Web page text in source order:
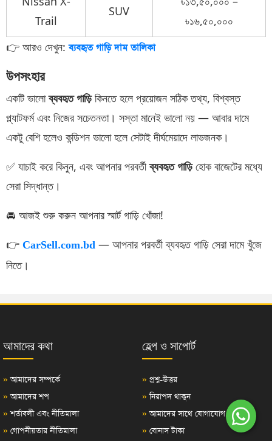
Trail
SUV
৳১৬,৫০,০০০
👉 আরও দেখুন:ব্যবহৃত গাড়ি দাম তালিকা
উপসংহার
একটি ভালোব্যবহৃত গাড়িকিনতে হলে প্রয়োজন সঠিক তথ্য, বিশ্বস্ত
প্ল্যাটফর্ম এবং নিজের সচেতনতা। সস্তা মানেই ভালো নয় — আবার দামে
একটু বেশি হলেও কন্ডিশন ভালো হলে সেটাই দীর্ঘমেয়াদে লাভজনক।
✅ যাচাই করে কিনুন, এবং আপনার পরবর্তীব্যবহৃত গাড়িহোক বাজেটের মধ্যে
সেরা সিদ্ধান্ত।
🚘 আজই শুরু করুন আপনার স্মার্ট গাড়ি খোঁজা!
👉 CarSell.com.bd — আপনার পরবর্তী ব্যবহৃত গাড়ি সেরা দামে খুঁজে
নিতে।
আমাদের কথা
» আমাদের সম্পর্কে
» আমাদের শপ
» শর্তাবলী এবং নীতিমালা
» গোপনীয়তার নীতিমালা
হেল্প ও সাপোর্ট
» প্রশ্ন-উত্তর
» নিরাপদ থাকুন
» আমাদের সাথে যোগাযোগ
» বোনাস টাকা